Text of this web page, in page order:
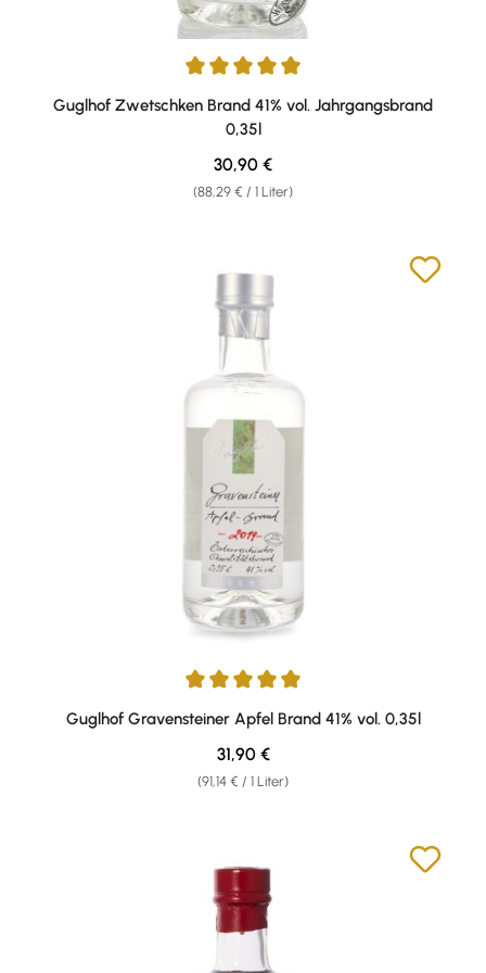
Durchschnittliche Bewertung von 5 von 5 Sternen
Guglhof Zwetschken Brand 41% vol. Jahrgangsbrand
0,35l
(88,29 € / 1 Liter)
Regulärer Preis:
30,90 €
Durchschnittliche Bewertung von 5 von 5 Sternen
Guglhof Gravensteiner Apfel Brand 41% vol. 0,35l
(91,14 € / 1 Liter)
Regulärer Preis:
31,90 €